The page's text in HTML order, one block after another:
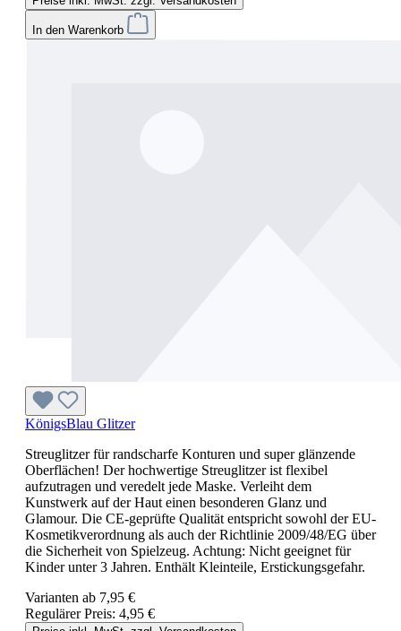
In den Warenkorb
KönigsBlau Glitzer
Streuglitzer für randscharfe Konturen und super glänzende
Oberflächen! Der hochwertige Streuglitzer ist flexibel
aufzutragen und veredelt jede Maske. Verleiht dem
Kunstwerk auf der Haut einen besonderen Glanz und
Glamour. Die CE-geprüfte Qualität entspricht sowohl der EU-
Kosmetikverordnung als auch der Richtlinie 2009/48/EG über
die Sicherheit von Spielzeug. Achtung: Nicht geeignet für
Kinder unter 3 Jahren. Enthält Kleinteile, Erstickungsgefahr.
Varianten ab 7,95 €
Regulärer Preis: 4,95 €